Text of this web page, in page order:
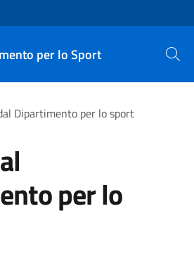
per lo Sport Cerca
Dipartimento per lo sport
per lo